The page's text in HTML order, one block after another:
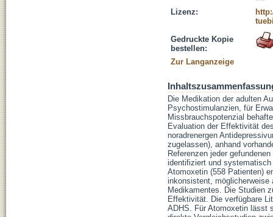
Lizenz:
Gedruckte Kopie
bestellen:
Zur Langanzeige
Die Medikation der adulten
Psychostimulanzien, für
Missbrauchspotenzial
Evaluation der Effektivität
noradrenergen
zugelassen), anhand
Referenzen jeder
identifiziert und
Atomoxetin (558 Patienten)
inkonsistent, möglicherweise
Medikamentes. Die Studien
Effektivität. Die verfügbare
ADHS. Für Atomoxetin lässt